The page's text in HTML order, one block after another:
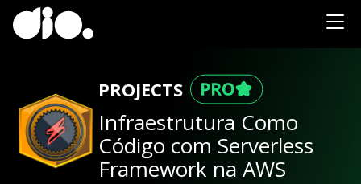
PROJECTS
Infraestrutura Como
Código com Serverless
Framework na AWS